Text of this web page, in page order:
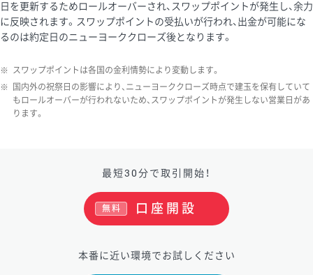
日を更新するためロールオーバーされ、スワップポイントが発生し、余力
に反映されます。スワップポイントの受払いが行われ、出金が可能にな
るのは約定日のニューヨーククローズ後となります。
※ スワップポイントは各国の金利情勢により変動します。
※
国内外の祝祭日の影響により、ニューヨーククローズ時点で建玉を保有していて
もロールオーバーが行われないため、スワップポイントが発生しない営業日があ
ります。
最短30分で取引開始！
口座開設
無料
本番に近い環境でお試しください